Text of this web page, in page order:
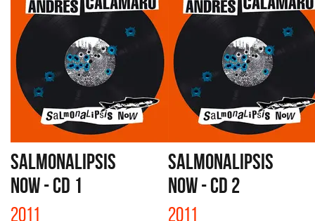
SALMONALIPSIS
NOW - CD 1
2011
SALMONALIPSIS
NOW - CD 2
2011